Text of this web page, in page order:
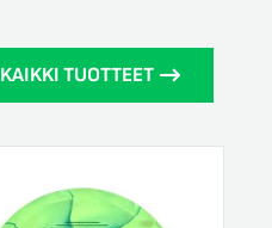
KAIKKI TUOTTEET